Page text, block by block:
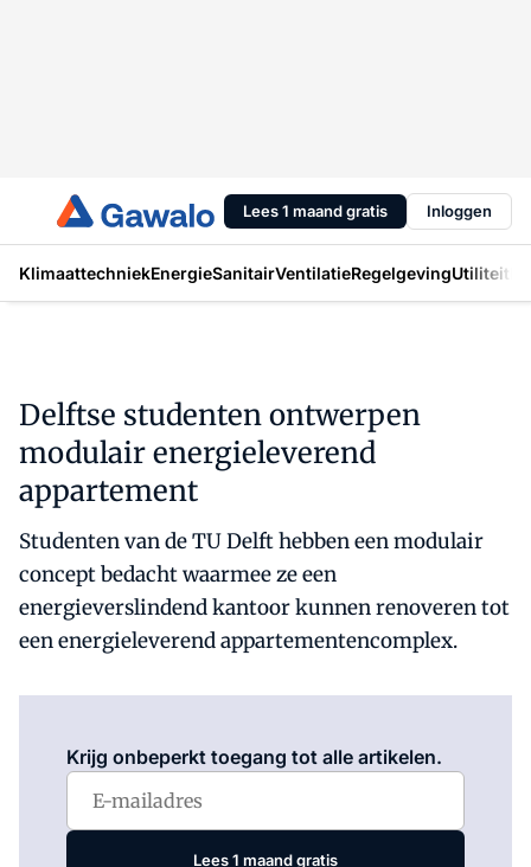
Lees 1 maand gratis Inloggen
KlimaattechniekEnergieSanitairVentilatieRegelgevingUtiliteit
Delftse studenten ontwerpen
modulair energieleverend
appartement
Studenten van de TU Delft hebben een modulair
concept bedacht waarmee ze een
energieverslindend kantoor kunnen renoveren tot
een energieleverend appartementencomplex.
Krijg onbeperkt toegang tot alle artikelen.
Lees 1 maand gratis